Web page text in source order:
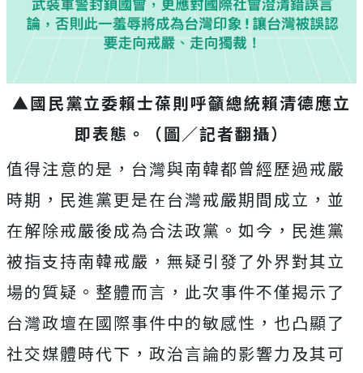
▲國民黨立委賴士葆則呼籲總統賴清德應立
即表態。（圖／記者翻攝）
值得注意的是，台灣與南韓都曾經歷過戒嚴
時期，民進黨更是在台灣戒嚴期間成立，並
在解除戒嚴後成為合法政黨。如今，民進黨
被指支持南韓戒嚴，無疑引發了外界對其立
場的質疑。整體而言，此次事件不僅揭示了
台灣政壇在國際事件中的敏感性，也凸顯了
社交媒體時代下，政治言論的影響力及其可